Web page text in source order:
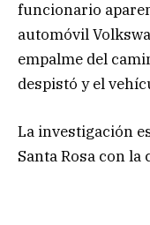
funcionario
automóvil
empalme del
despistó y el
La investigación
Santa Rosa con